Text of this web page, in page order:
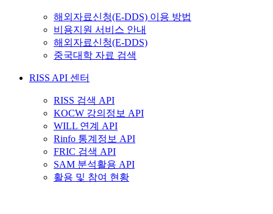
해외자료신청(E-DDS) 이용 방법
비용지원 서비스 안내
해외자료신청(E-DDS)
중국대학 자료 검색
RISS API 센터
RISS 검색 API
KOCW 강의정보 API
WILL 연계 API
Rinfo 통계정보 API
FRIC 검색 API
SAM 분석활용 API
활용 및 참여 현황